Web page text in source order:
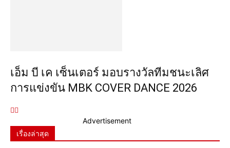
เอ็ม บี เค เซ็นเตอร์ มอบรางวัลทีมชนะเลิศ
การแข่งขัน MBK COVER DANCE 2026
Advertisement
เรื่องล่าสุด